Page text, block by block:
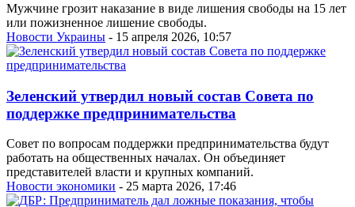
Мужчине грозит наказание в виде лишения свободы на 15 лет
или пожизненное лишение свободы.
Новости Украины - 15 апреля 2026, 10:57
Зеленский утвердил новый состав Совета по
поддержке предпринимательства
Совет по вопросам поддержки предпринимательства будут
работать на общественных началах. Он объединяет
представителей власти и крупных компаний.
Новости экономики - 25 марта 2026, 17:46